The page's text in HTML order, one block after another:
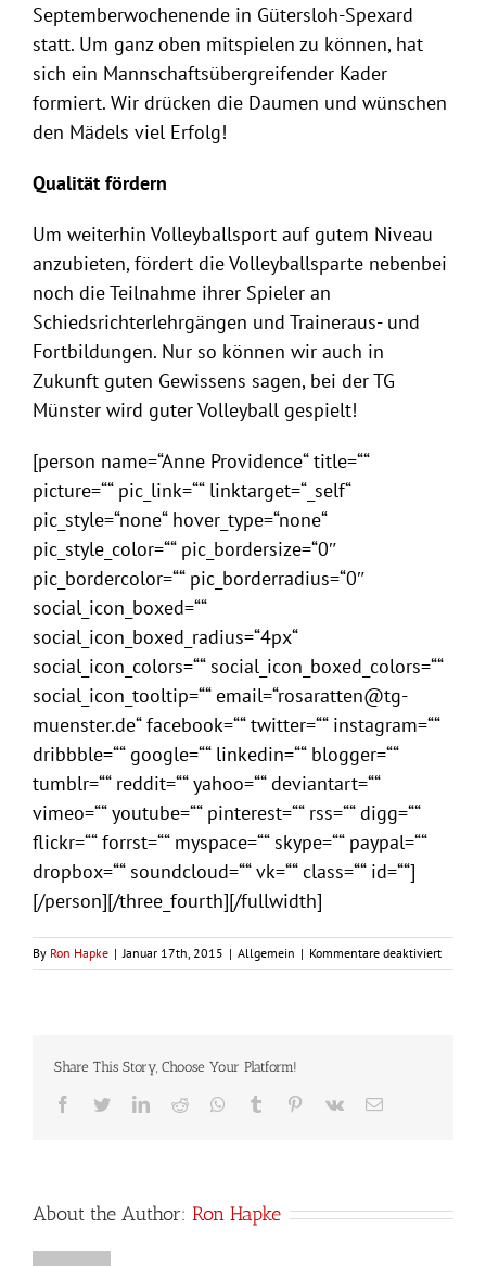
Septemberwochenende in Gütersloh-Spexard
statt. Um ganz oben mitspielen zu können, hat
sich ein Mannschaftsübergreifender Kader
formiert. Wir drücken die Daumen und wünschen
den Mädels viel Erfolg!
Qualität fördern
Um weiterhin Volleyballsport auf gutem Niveau
anzubieten, fördert die Volleyballsparte nebenbei
noch die Teilnahme ihrer Spieler an
Schiedsrichterlehrgängen und Traineraus- und
Fortbildungen. Nur so können wir auch in
Zukunft guten Gewissens sagen, bei der TG
Münster wird guter Volleyball gespielt!
[person name=“Anne Providence“ title=““
picture=““ pic_link=““ linktarget=“_self“
pic_style=“none“ hover_type=“none“
pic_style_color=““ pic_bordersize=“0″
pic_bordercolor=““ pic_borderradius=“0″
social_icon_boxed=““
social_icon_boxed_radius=“4px“
social_icon_colors=““ social_icon_boxed_colors=““
social_icon_tooltip=““ email=“rosaratten@tg-
muenster.de“ facebook=““ twitter=““ instagram=““
dribbble=““ google=““ linkedin=““ blogger=““
tumblr=““ reddit=““ yahoo=““ deviantart=““
vimeo=““ youtube=““ pinterest=““ rss=““ digg=““
flickr=““ forrst=““ myspace=““ skype=““ paypal=““
dropbox=““ soundcloud=““ vk=““ class=““ id=““]
[/person][/three_fourth][/fullwidth]
By Ron Hapke | Januar 17th, 2015 | Allgemein | Kommentare deaktiviertfür
Share This Story, Choose Your Platform!
Facebook
TwitterLinkedIn
Reddit Whatsapp
Tumblr Pinterest
Vk Email
About the Author: Ron Hapke